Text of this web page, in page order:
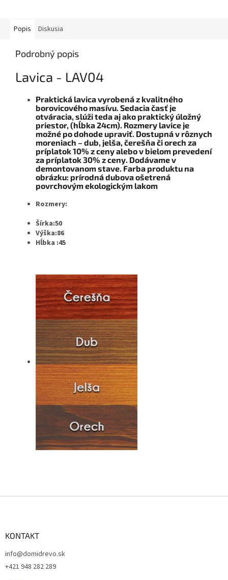
Popis Diskusia
Podrobný popis
Lavica - LAV04
Praktická lavica vyrobená z kvalitného
borovicového masívu. Sedacia časť je
otváracia, slúži teda aj ako praktický úložný
priestor, (hĺbka 24cm). Rozmery lavice je
možné po dohode upraviť. Dostupná v rôznych
moreniach – dub, jelša, čerešňa či orech za
príplatok 10% z ceny alebo v bielom prevedení
za príplatok 30% z ceny. Dodávame v
demontovanom stave. Farba produktu na
obrázku: prírodná dubova ošetrená
povrchovým ekologickým lakom
Rozmery:
Šírka:50
Výška:86
Hĺbka :45
KONTAKT
info@domidrevo.sk
+421 948 282 289